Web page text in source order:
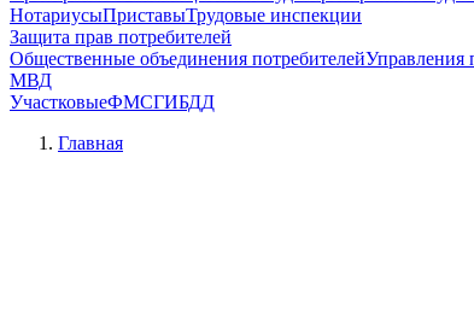
НотариусыПриставыТрудовые инспекции
Защита прав потребителей
Общественные объединения потребителейУправления
МВД
УчастковыеФМСГИБДД
Главная